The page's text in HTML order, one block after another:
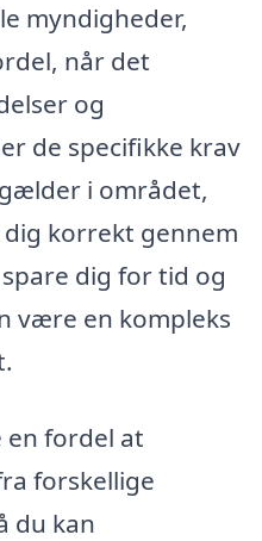
myndigheder,
når det
og
de specifikke krav
i området,
korrekt gennem
dig for tid og
være en kompleks
en fordel at
forskellige
du kan